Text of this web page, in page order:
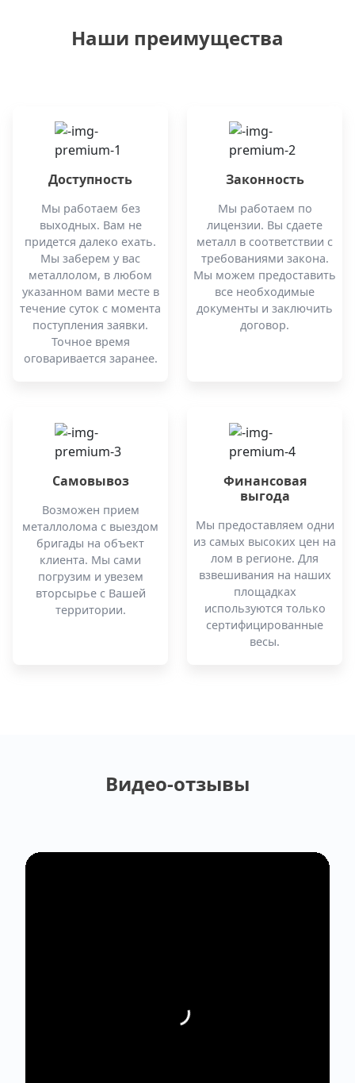
Наши преимущества
Доступность
Мы работаем без
выходных. Вам не
придется далеко ехать.
Мы заберем у вас
металлолом, в любом
указанном вами месте в
течение суток с момента
поступления заявки.
Точное время
оговаривается заранее.
Законность
Мы работаем по
лицензии. Вы сдаете
металл в соответствии с
требованиями закона.
Мы можем предоставить
все необходимые
документы и заключить
договор.
Самовывоз
Возможен прием
металлолома с выездом
бригады на объект
клиента. Мы сами
погрузим и увезем
вторсырье с Вашей
территории.
Финансовая
выгода
Мы предоставляем одни
из самых высоких цен на
лом в регионе. Для
взвешивания на наших
площадках
используются только
сертифицированные
весы.
Видео-отзывы